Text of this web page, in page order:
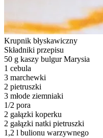
Krupnik błyskawiczny
Składniki przepisu
50 g kaszy bulgur Marysia
1 cebula
3 marchewki
2 pietruszki
3 młode ziemniaki
1/2 pora
2 gałązki koperku
2 gałązki natki pietruszki
1,2 l bulionu warzywnego